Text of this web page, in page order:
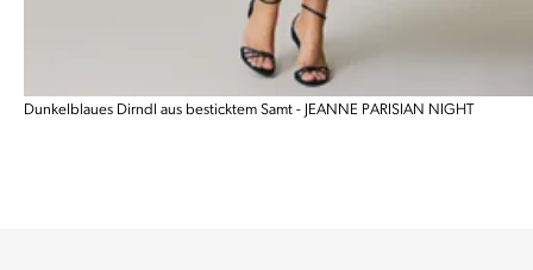
Dunkelblaues Dirndl aus besticktem Samt - JEANNE PARISIAN NIGHT